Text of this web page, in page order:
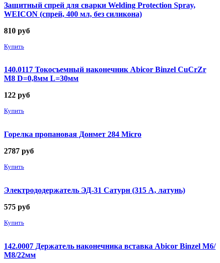
Защитный спрей для сварки Welding Protection Spray,
WEICON (спрей, 400 мл, без силикона)
810 руб
Купить
140.0117 Токосъемный наконечник Abicor Binzel CuCrZr
М8 D=0,8мм L=30мм
122 руб
Купить
Горелка пропановая Донмет 284 Micro
2787 руб
Купить
Электрододержатель ЭД-31 Сатурн (315 А, латунь)
575 руб
Купить
142.0007 Держатель наконечника вставка Abicor Binzel М6/
М8/22мм